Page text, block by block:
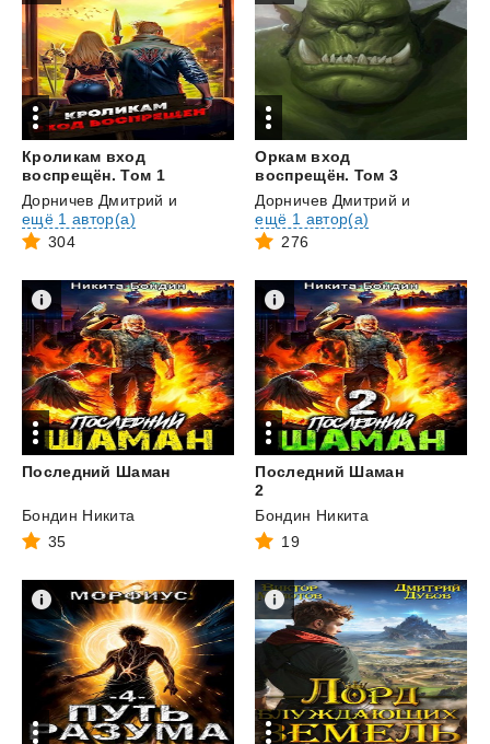
Кроликам вход
воспрещён. Том 1
Дорничев Дмитрий и
ещё 1 автор(а)
304
Оркам вход
воспрещён. Том 3
Дорничев Дмитрий и
ещё 1 автор(а)
276
Последний Шаман
Бондин Никита
35
Последний Шаман
2
Бондин Никита
19